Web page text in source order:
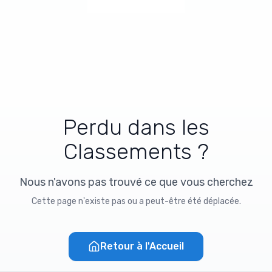
Perdu dans les
Classements ?
Nous n'avons pas trouvé ce que vous cherchez
Cette page n'existe pas ou a peut-être été déplacée.
Retour à l'Accueil